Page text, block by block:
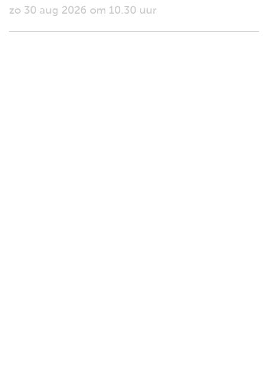
zo 30 aug 2026 om 10.30 uur